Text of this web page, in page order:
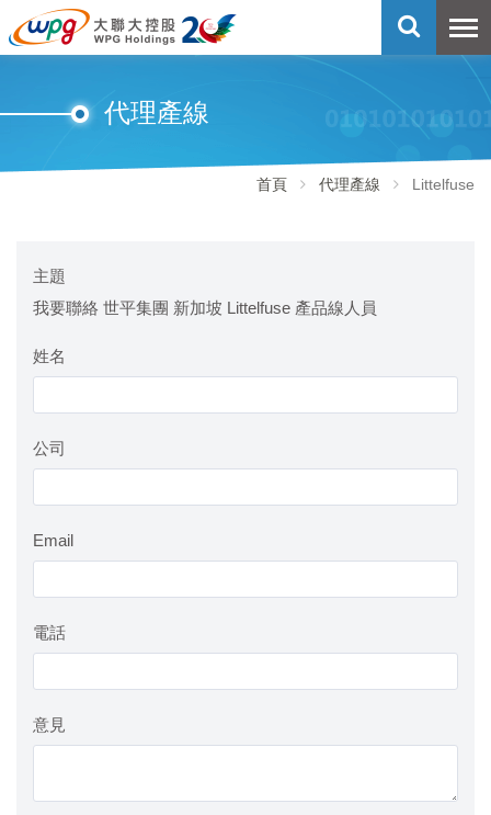
代理產線
首頁 代理產線 Littelfuse
主題
我要聯絡 世平集團 新加坡 Littelfuse 產品線人員
姓名
公司
Email
電話
意見